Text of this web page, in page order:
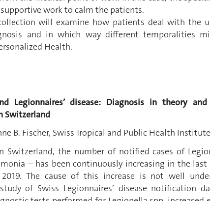
work to calm the patients.
will examine how patients deal with the
and in which way different temporalities
Health.
Legionnaires’ disease: Diagnosis in theory
Switzerland
B. Fischer, Swiss Tropical and Public Health
Switzerland, the number of notified cases of
– has been continuously increasing in the
The cause of this increase is not well
of Swiss Legionnaires’ disease notification